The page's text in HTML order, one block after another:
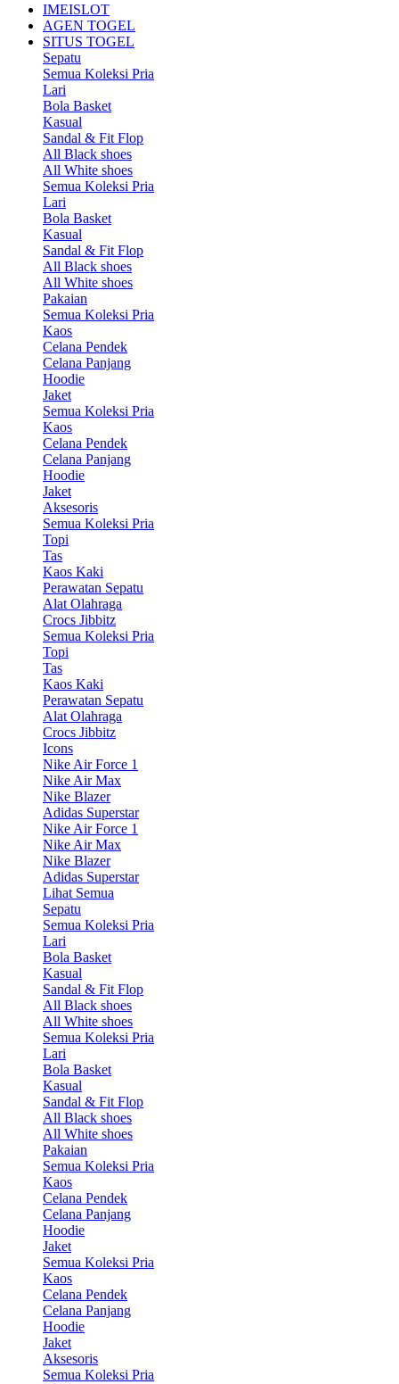
IMEISLOT
AGEN TOGEL
SITUS TOGEL
Sepatu
Semua Koleksi Pria
Lari
Bola Basket
Kasual
Sandal & Fit Flop
All Black shoes
All White shoes
Semua Koleksi Pria
Lari
Bola Basket
Kasual
Sandal & Fit Flop
All Black shoes
All White shoes
Pakaian
Semua Koleksi Pria
Kaos
Celana Pendek
Celana Panjang
Hoodie
Jaket
Semua Koleksi Pria
Kaos
Celana Pendek
Celana Panjang
Hoodie
Jaket
Aksesoris
Semua Koleksi Pria
Topi
Tas
Kaos Kaki
Perawatan Sepatu
Alat Olahraga
Crocs Jibbitz
Semua Koleksi Pria
Topi
Tas
Kaos Kaki
Perawatan Sepatu
Alat Olahraga
Crocs Jibbitz
Icons
Nike Air Force 1
Nike Air Max
Nike Blazer
Adidas Superstar
Nike Air Force 1
Nike Air Max
Nike Blazer
Adidas Superstar
Lihat Semua
Sepatu
Semua Koleksi Pria
Lari
Bola Basket
Kasual
Sandal & Fit Flop
All Black shoes
All White shoes
Semua Koleksi Pria
Lari
Bola Basket
Kasual
Sandal & Fit Flop
All Black shoes
All White shoes
Pakaian
Semua Koleksi Pria
Kaos
Celana Pendek
Celana Panjang
Hoodie
Jaket
Semua Koleksi Pria
Kaos
Celana Pendek
Celana Panjang
Hoodie
Jaket
Aksesoris
Semua Koleksi Pria